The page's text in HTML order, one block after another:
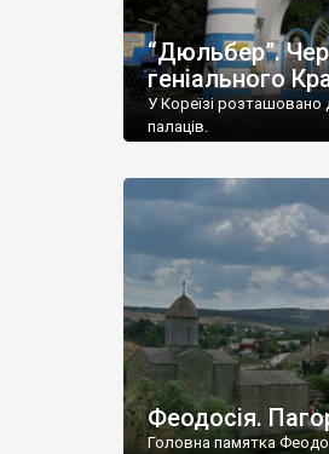
“Дюльбер”.
геніального
У Кореїзі розташовано
палаців.
Феодосія.
Головна памятка